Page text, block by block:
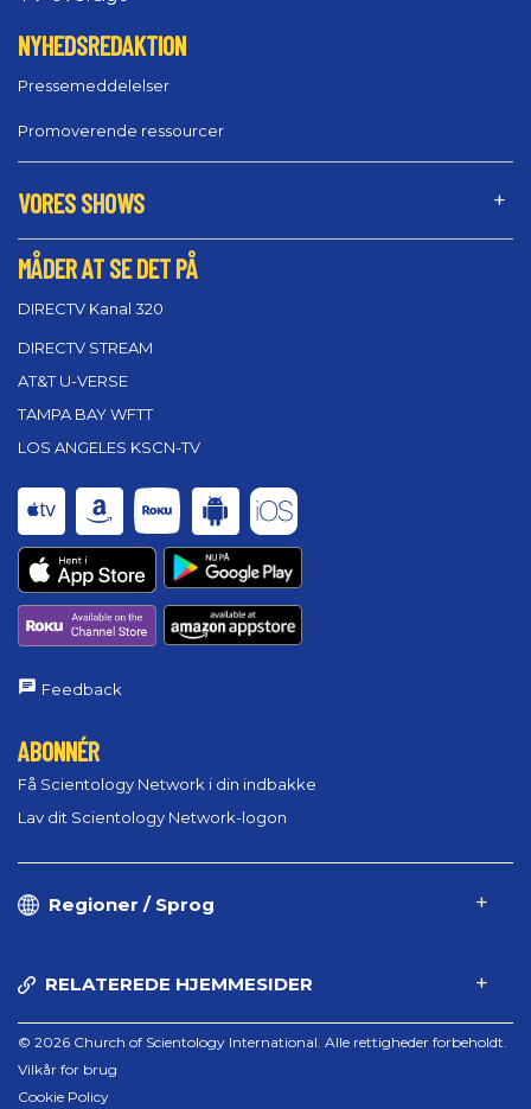
NYHEDSREDAKTION
Pressemeddelelser
Promoverende ressourcer
VORES SHOWS
MÅDER AT SE DET PÅ
DIRECTV Kanal 320
DIRECTV STREAM
AT&T U-VERSE
TAMPA BAY WFTT
LOS ANGELES KSCN-TV
Feedback
ABONNÉR
Få Scientology Network i din indbakke
Lav dit Scientology Network-logon
Regioner / Sprog
RELATEREDE HJEMMESIDER
© 2026 Church of Scientology International. Alle rettigheder forbeholdt.
Vilkår for brug
Cookie Policy